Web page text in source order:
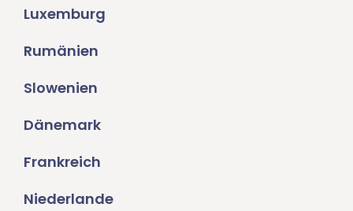
Luxemburg
Rumänien
Slowenien
Dänemark
Frankreich
Niederlande